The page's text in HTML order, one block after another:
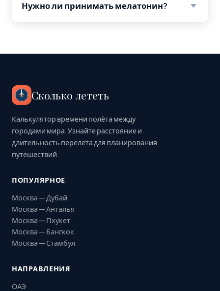
Нужно ли принимать мелатонин?
Сколько лететь
Калькулятор времени полёта между
городами мира. Узнайте расстояние и
длительность перелёта для планирования
путешествий.
ПОПУЛЯРНОЕ
Москва — Дубай
Москва — Анталья
Москва — Пхукет
Москва — Бангкок
Москва — Стамбул
НАПРАВЛЕНИЯ
ОАЭ